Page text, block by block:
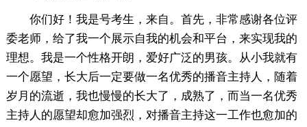
你们好！我是号考生，来自。首先，非常感谢各位评
委老师，给了我一个展示自我的机会和平台，来实现我的
理想。我是一个性格开朗，爱好广泛的男孩。从小我就有
一个愿望，长大后一定要做一名优秀的播音主持人，随着
岁月的流逝，我也慢慢的长大了，成熟了，而当一名优秀
主持人的愿望却愈加强烈，对播音主持这一工作也愈加的